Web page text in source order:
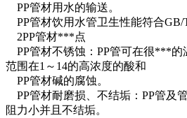
PP管材用水的输送。
PP管材饮用水管卫生性能符合GB/
2PP管材***点
PP管材不锈蚀：PP管可在很***的
范围在1～14的高浓度的酸和
PP管材碱的腐蚀。
PP管材耐磨损、不结垢：PP管及
阻力小并且不结垢。